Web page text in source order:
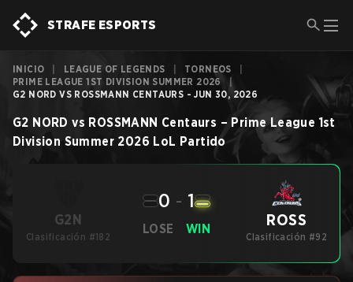
STRAFE ESPORTS
INICIO LEAGUE OF LEGENDS TORNEOS
PRIME LEAGUE 1ST DIVISION SUMMER 2026
|
G2 NORD VS ROSSMANN CENTAURS - JUN 30, 2026
G2 NORD vs ROSSMANN Centaurs – Prime League 1st
Division Summer 2026 LoL Partido
G2N
Clasificación #182
LOSE
0 - 1
WIN ROSS
Clasificación #92